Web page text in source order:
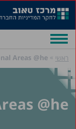
ראשי »
Areas @he
@he